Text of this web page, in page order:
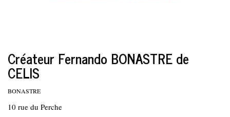
Créateur Fernando BONASTRE de
CELIS
BONASTRE
10 rue du Perche